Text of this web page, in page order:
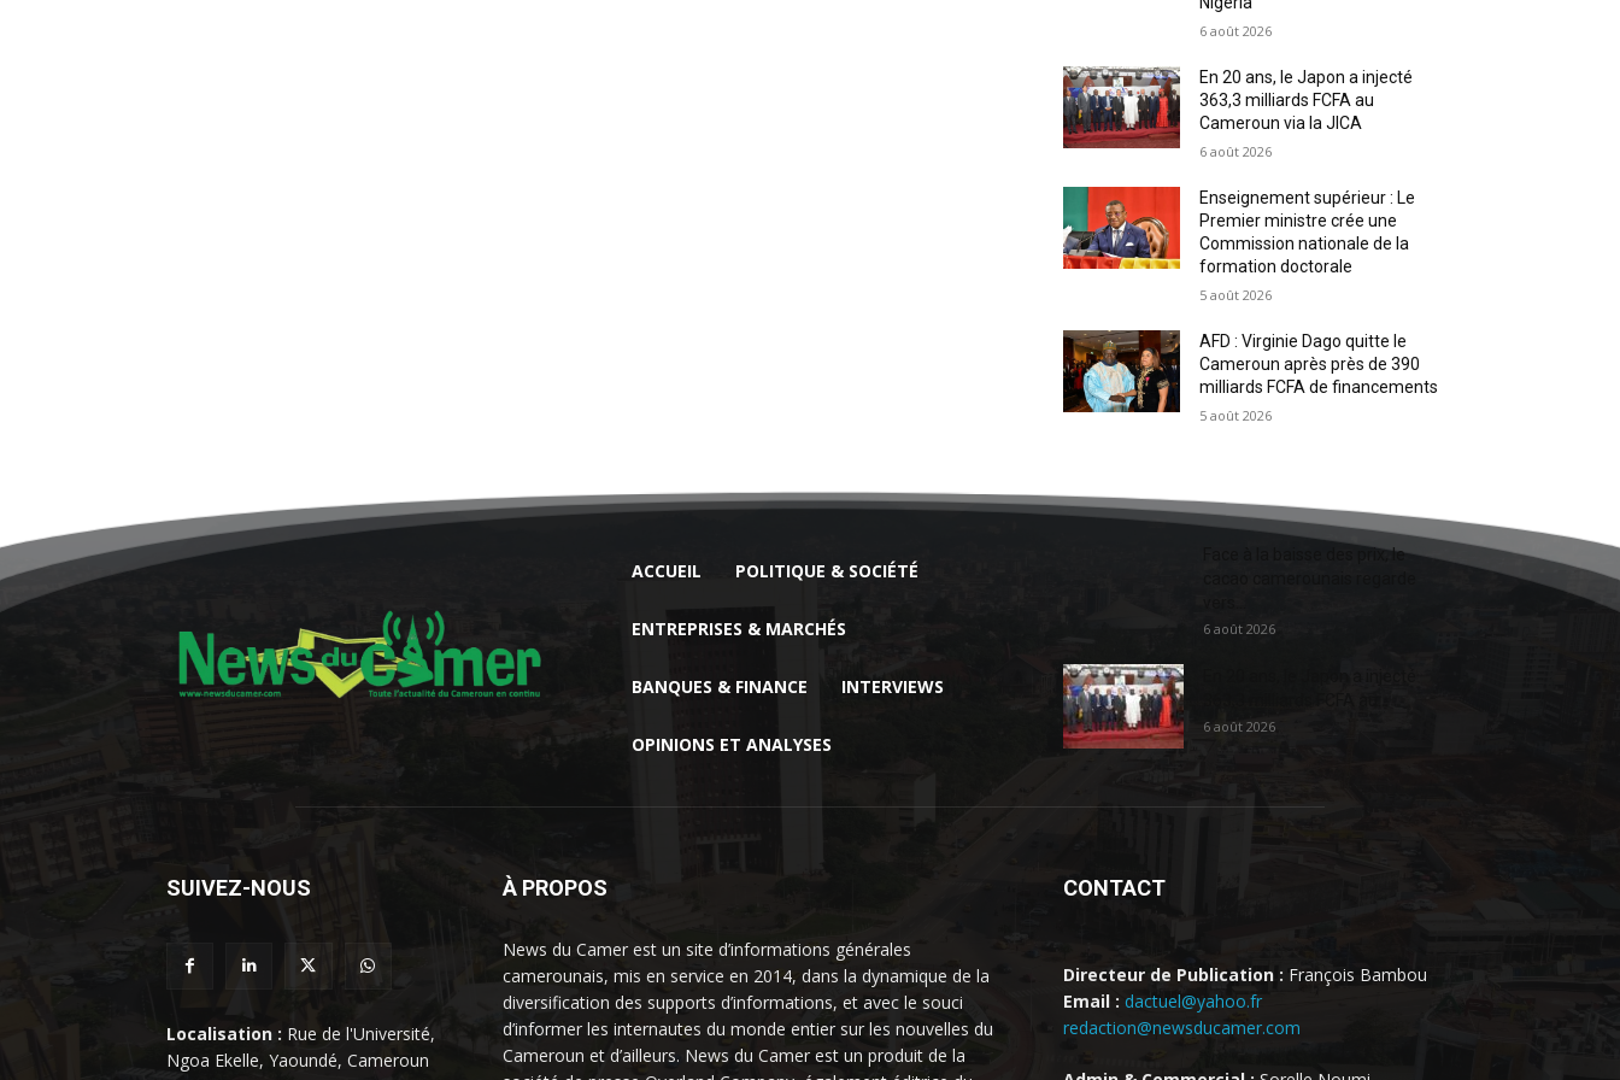
6 août 2026
En 20 ans, le Japon a injecté
363,3 milliards FCFA au
Cameroun via la JICA
6 août 2026
Enseignement supérieur : Le
Premier ministre crée une
Commission nationale de la
formation doctorale
5 août 2026
AFD : Virginie Dago quitte le
Cameroun après près de 390
milliards FCFA de financements
5 août 2026
ACCUEIL POLITIQUE & SOCIÉTÉ
ENTREPRISES & MARCHÉS
BANQUES & FINANCE INTERVIEWS
OPINIONS ET ANALYSES
Face à la baisse des prix, le
6 août 2026
6 août 2026
SUIVEZ-NOUS
Localisation : Rue de l'Université,
Ngoa Ekelle, Yaoundé, Cameroun
À PROPOS
News du Camer est un site d’informations générales
camerounais, mis en service en 2014, dans la dynamique de la
diversification des supports d’informations, et avec le souci
d’informer les internautes du monde entier sur les nouvelles du
Cameroun et d’ailleurs. News du Camer est un produit de la
CONTACT
Directeur de Publication : François Bambou
Email : dactuel@yahoo.fr
redaction@newsducamer.com